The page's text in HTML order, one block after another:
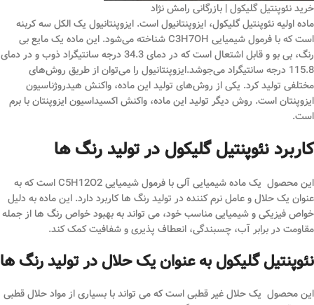
خرید نئوپنتیل گلیکول | بازرگانی رامش نژاد
ماده اولیه نئوپنتیل گلیکول، ایزوپنتانیول است. ایزوپنتانیول یک الکل سه کربنه
است که با فرمول شیمیایی C3H7OH شناخته می‌شود. این ماده یک مایع بی
رنگ، بی بو و قابل اشتعال است که در دمای 34.3 درجه سانتیگراد ذوب و در دمای
115.8 درجه سانتیگراد می‌جوشد.ایزوپنتانیول را می‌توان از طریق روش‌های
مختلفی تولید کرد. یکی از روش‌های تولید این ماده، واکنش هیدروژناسیون
ایزوپنتان است. روش دیگر تولید این ماده، واکنش اکسیداسیون ایزوپنتان با برم
است.
کاربرد نئوپنتیل گلیکول در تولید رنگ ها
این محصول یک ماده شیمیایی آلی با فرمول شیمیایی C5H12O2 است که به
عنوان یک حلال و عامل نرم کننده در تولید رنگ ها کاربرد دارد. این ماده به دلیل
خواص فیزیکی و شیمیایی مناسب خود، می تواند به بهبود خواص رنگ ها از جمله
مقاومت در برابر آب، چسبندگی، انعطاف پذیری و شفافیت کمک کند.
نئوپنتیل گلیکول به عنوان یک حلال در تولید رنگ ها
این محصول یک حلال غیر قطبی است که می تواند با بسیاری از مواد حلال قطبی